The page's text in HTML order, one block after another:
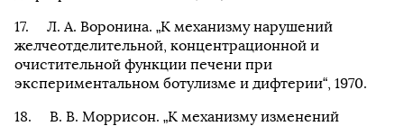
Л. А. Воронина. „К механизму нарушений
желчеотделительной, концентрационной и
очистительной функции печени при
экспериментальном ботулизме и дифтерии“, 1970.
В. В. Моррисон. „К механизму изменений